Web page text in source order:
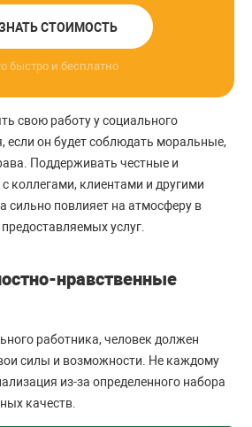
СТОИМОСТЬ
быстро и бесплатно
свою работу у социального
если он будет соблюдать моральные,
Поддерживать честные и
коллегами, клиентами и другими
сильно повлияет на атмосферу в
услуг.
нравственные
работника, человек должен
силы и возможности. Не каждому
из-за определенного набора
качеств.